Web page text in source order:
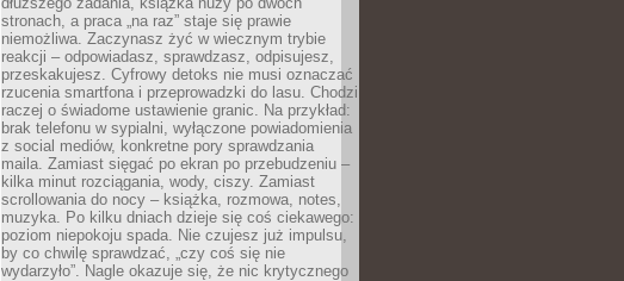
stronach, a praca „na raz” staje się prawie
niemożliwa. Zaczynasz żyć w wiecznym trybie
reakcji – odpowiadasz, sprawdzasz, odpisujesz,
przeskakujesz. Cyfrowy detoks nie musi oznaczać
rzucenia smartfona i przeprowadzki do lasu. Chodzi
raczej o świadome ustawienie granic. Na przykład:
brak telefonu w sypialni, wyłączone powiadomienia
z social mediów, konkretne pory sprawdzania
maila. Zamiast sięgać po ekran po przebudzeniu –
kilka minut rozciągania, wody, ciszy. Zamiast
scrollowania do nocy – książka, rozmowa, notes,
muzyka. Po kilku dniach dzieje się coś ciekawego:
poziom niepokoju spada. Nie czujesz już impulsu,
by co chwilę sprawdzać, „czy coś się nie
wydarzyło”. Nagle okazuje się, że nic krytycznego